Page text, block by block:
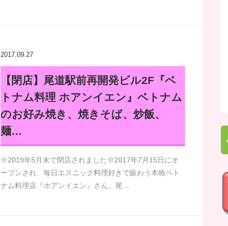
2017.09.27
【閉店】尾道駅前再開発ビル2F『ベ
トナム料理 ホアンイエン』ベトナム
のお好み焼き、焼きそば、炒飯、
麺…
※2019年5月末で閉店されました※2017年7月15日にオ
ープンされ、毎日エスニック料理好きで賑わう本格ベト
ナム料理店『ホアンイエン』さん。尾…